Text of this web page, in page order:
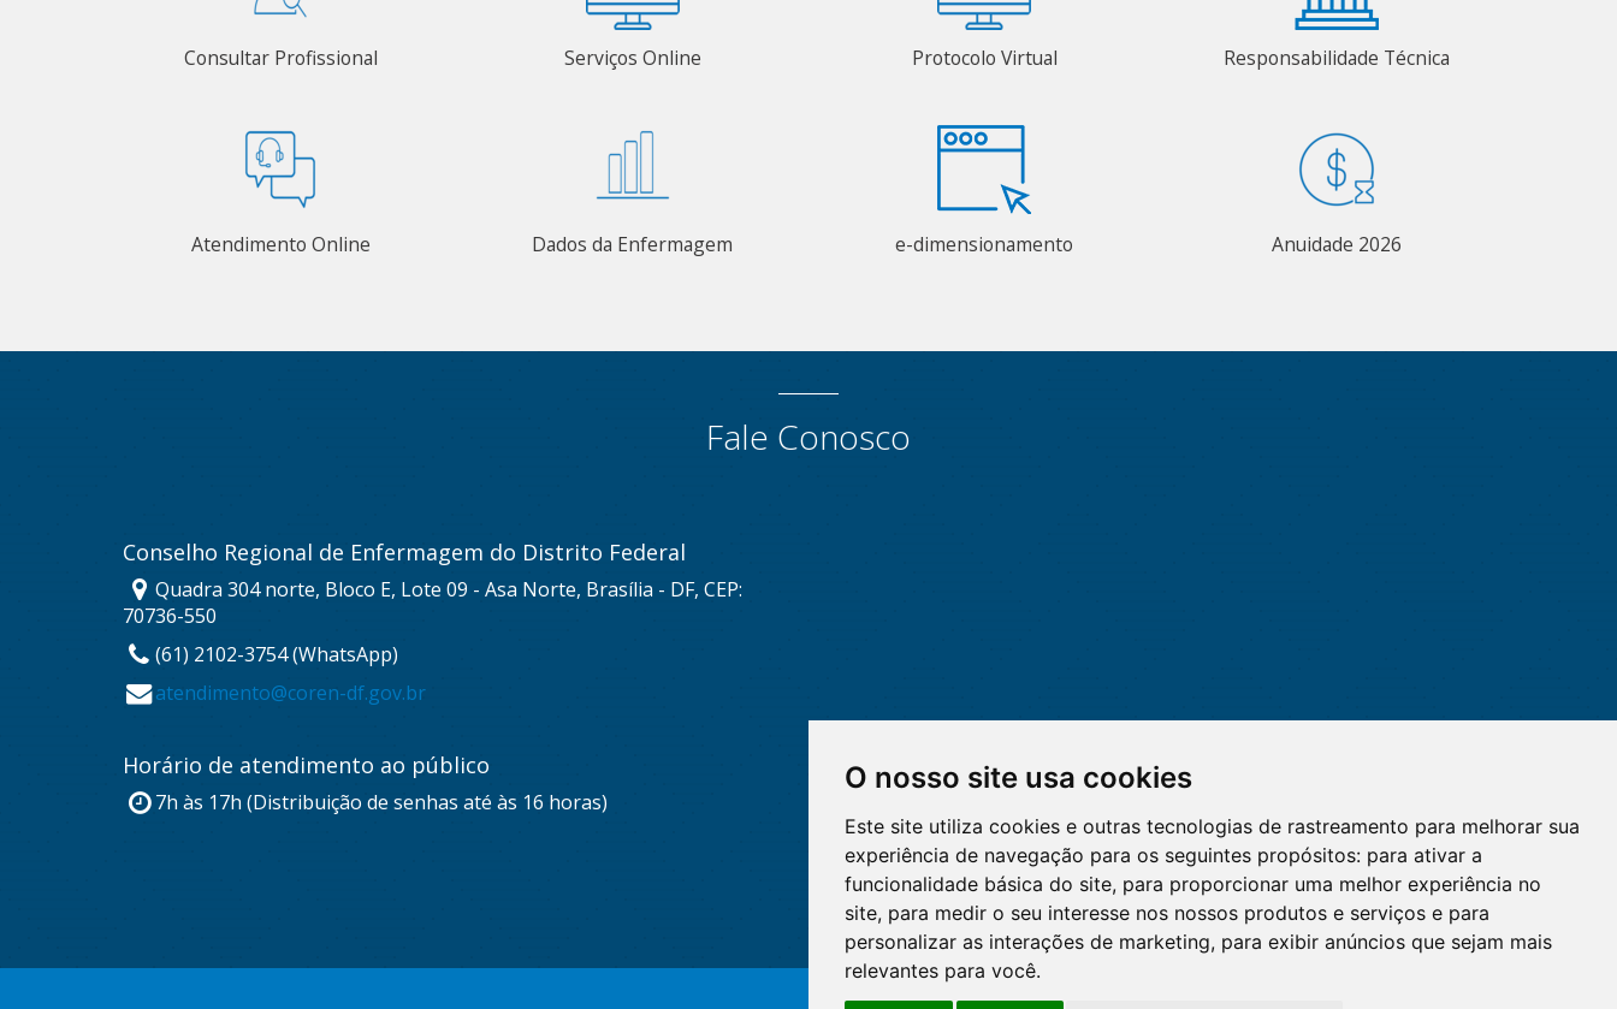
O nosso site usa cookies
Este site utiliza cookies e outras tecnologias de rastreamento para melhorar sua
experiência de navegação para os seguintes propósitos: para ativar a
funcionalidade básica do site, para proporcionar uma melhor experiência no
site, para medir o seu interesse nos nossos produtos e serviços e para
personalizar as interações de marketing, para exibir anúncios que sejam mais
relevantes para você.
Consultar Profissional Serviços Online Protocolo Virtual Responsabilidade Técnica
Atendimento Online Dados da Enfermagem e-dimensionamento Anuidade 2026
Fale Conosco
Conselho Regional de Enfermagem do Distrito Federal
Quadra 304 norte, Bloco E, Lote 09 - Asa Norte, Brasília - DF, CEP:
70736-550
(61) 2102-3754 (WhatsApp)
atendimento@coren-df.gov.br
Horário de atendimento ao público
7h às 17h (Distribuição de senhas até às 16 horas)
O WhatsApp é o principal canal
de atendimento do Coren-DF.